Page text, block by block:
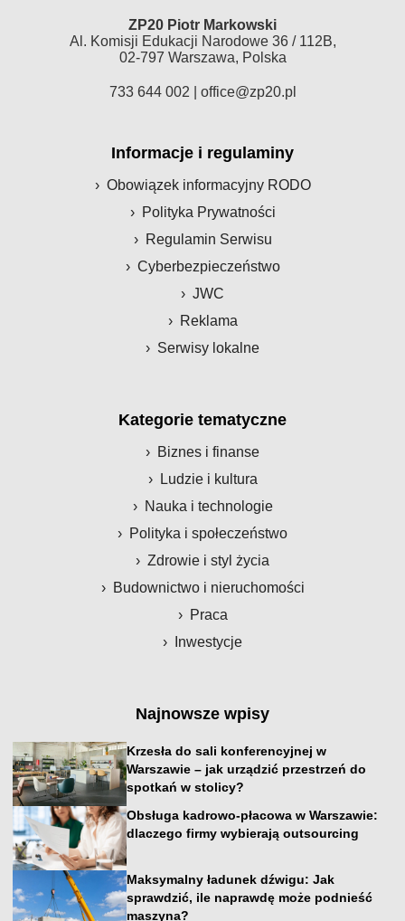
ZP20 Piotr Markowski
Al. Komisji Edukacji Narodowe 36 / 112B,
02-797 Warszawa, Polska
733 644 002 | office@zp20.pl
Informacje i regulaminy
Obowiązek informacyjny RODO
Polityka Prywatności
Regulamin Serwisu
Cyberbezpieczeństwo
JWC
Reklama
Serwisy lokalne
Kategorie tematyczne
Biznes i finanse
Ludzie i kultura
Nauka i technologie
Polityka i społeczeństwo
Zdrowie i styl życia
Budownictwo i nieruchomości
Praca
Inwestycje
Najnowsze wpisy
Krzesła do sali konferencyjnej w
Warszawie – jak urządzić przestrzeń do
spotkań w stolicy?
Obsługa kadrowo-płacowa w Warszawie:
dlaczego firmy wybierają outsourcing
Maksymalny ładunek dźwigu: Jak
sprawdzić, ile naprawdę może podnieść
maszyna?